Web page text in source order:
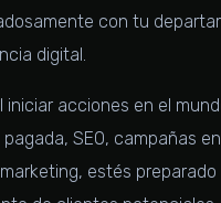
con tu
digital.
iniciar acciones en el
SEO, campañas
estés preparado